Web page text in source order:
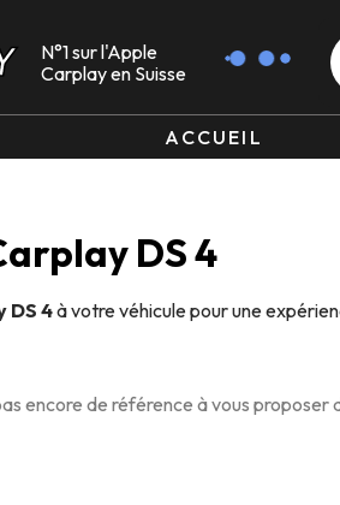
N°1 sur l'Apple
Carplay en Suisse
ACCUEIL
DS 4
DS 4à votre véhicule pour une
encore de référence à vous proposer